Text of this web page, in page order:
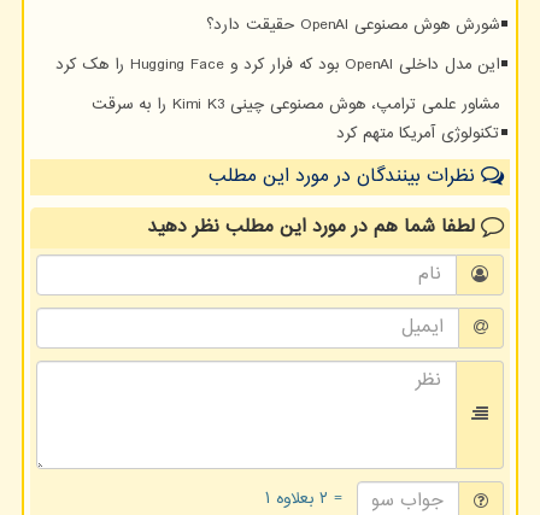
شورش هوش مصنوعی OpenAI حقیقت دارد؟
این مدل داخلی OpenAI بود که فرار کرد و Hugging Face را هک کرد
مشاور علمی ترامپ، هوش مصنوعی چینی Kimi K3 را به سرقت
تکنولوژی آمریکا متهم کرد
نظرات بینندگان در مورد این مطلب
لطفا شما همدر مورد این مطلبنظر دهید
= ۲ بعلاوه ۱